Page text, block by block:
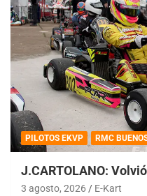
PILOTOS EKVP RMC
J.CARTOLANO:
3 agosto, 2026 E-Kart